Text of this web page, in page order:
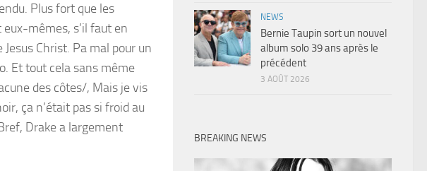
Plus fort que les
mêmes, s’il faut en
Christ. Pa mal pour un
Et tout cela sans même
des côtes/, Mais je vis
ça n’était pas si froid au
Drake a largement
NEWS
Bernie Taupin sort un nouvel
album solo 39 ans après le
précédent
3 AOÛT 2026
BREAKING NEWS